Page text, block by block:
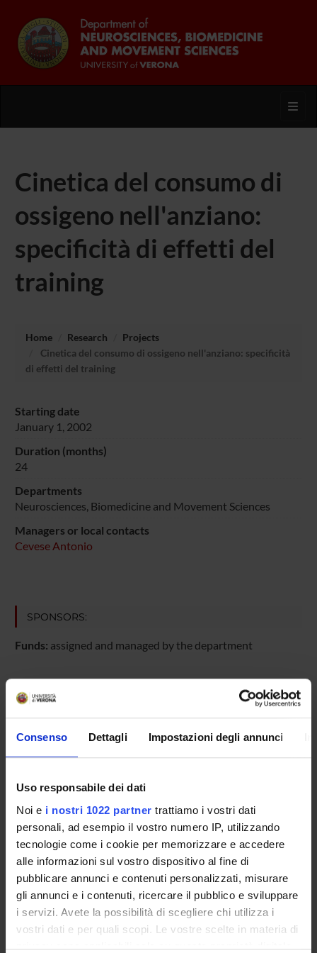
Consenso Dettagli Impostazioni degli annunci
Uso responsabile dei dati
Noi e i nostri 1022 partner trattiamo i vostri dati
personali, ad esempio il vostro numero IP, utilizzando
tecnologie come i cookie per memorizzare e accedere
alle informazioni sul vostro dispositivo al fine di
pubblicare annunci e contenuti personalizzati, misurare
gli annunci e i contenuti, ricercare il pubblico e sviluppare
i servizi. Avete la possibilità di scegliere chi utilizza i
vostri dati e per quali scopi. Le vostre scelte in materia di
privacy sono applicabili solo su questa proprietà digitale
Cinetica del consumo di
ossigeno nell'anziano:
specificità di effetti del
training
Home Research
Projects
Cinetica del consumo di ossigeno nell'anziano: specificità
di effetti del training
Starting date
January 1, 2002
Duration (months)
24
Departments
Neurosciences, Biomedicine and Movement Sciences
Managers or local contacts
Cevese Antonio
SPONSORS:
Funds: assigned and managed by the department
PROJECT PARTICIPANTS
Giuliana Cerutti
Antonio Cevese
Roberto Poltronieri
Paolo Terziotti
Physiology and Psychology Section